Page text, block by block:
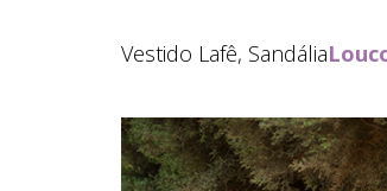
Vestido Lafê, Sandália